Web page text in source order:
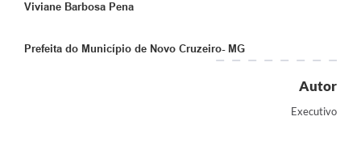
Viviane Barbosa Pena
Prefeita do Município de Novo Cruzeiro- MG
Autor
Executivo